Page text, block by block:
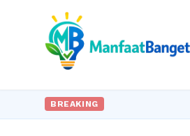
BREAKING